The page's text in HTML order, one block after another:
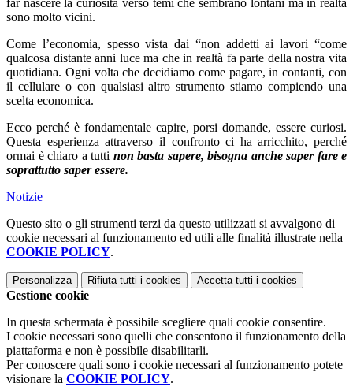
far nascere la curiosità verso temi che sembrano lontani ma in realtà
sono molto vicini.
Come l’economia, spesso vista dai “non addetti ai lavori “come
qualcosa distante anni luce ma che in realtà fa parte della nostra vita
quotidiana. Ogni volta che decidiamo come pagare, in contanti, con
il cellulare o con qualsiasi altro strumento stiamo compiendo una
scelta economica.
Ecco perché è fondamentale capire, porsi domande, essere curiosi.
Questa esperienza attraverso il confronto ci ha arricchito, perché
ormai è chiaro a tutti non basta sapere, bisogna anche saper fare e
soprattutto saper essere.
Notizie
Questo sito o gli strumenti terzi da questo utilizzati si avvalgono di
cookie necessari al funzionamento ed utili alle finalità illustrate nella
COOKIE POLICY.
Personalizza Rifiuta tutti i cookies Accetta tutti i cookies
Gestione cookie
In questa schermata è possibile scegliere quali cookie consentire.
I cookie necessari sono quelli che consentono il funzionamento della
piattaforma e non è possibile disabilitarli.
Per conoscere quali sono i cookie necessari al funzionamento potete
visionare la COOKIE POLICY.